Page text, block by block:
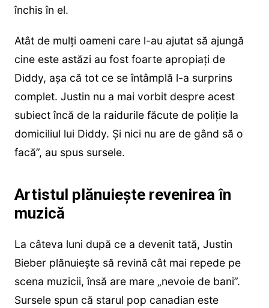
închis în el.
Atât de mulți oameni care l-au ajutat să ajungă
cine este astăzi au fost foarte apropiați de
Diddy, așa că tot ce se întâmplă l-a surprins
complet. Justin nu a mai vorbit despre acest
subiect încă de la raidurile făcute de poliție la
domiciliul lui Diddy. Și nici nu are de gând să o
facă”, au spus sursele.
Artistul plănuiește revenirea în
muzică
La câteva luni după ce a devenit tată, Justin
Bieber plănuiește să revină cât mai repede pe
scena muzicii, însă are mare „nevoie de bani”.
Sursele spun că starul pop canadian este